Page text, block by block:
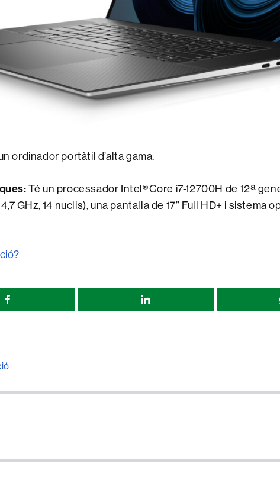
ordinador portàtil d’alta gama.
Té un processador Intel®Core i7-12700H de 12ª
GHz, 14 nuclis), una pantalla de 17” Full HD+ i sistema